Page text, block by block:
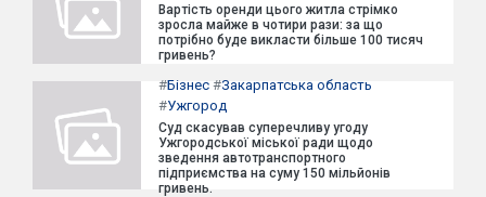
Вартість оренди цього житла стрімко
зросла майже в чотири рази: за що
потрібно буде викласти більше 100 тисяч
гривень?
#Бізнес #Закарпатська область
#Ужгород
Суд скасував суперечливу угоду
Ужгородської міської ради щодо
зведення автотранспортного
підприємства на суму 150 мільйонів
гривень.